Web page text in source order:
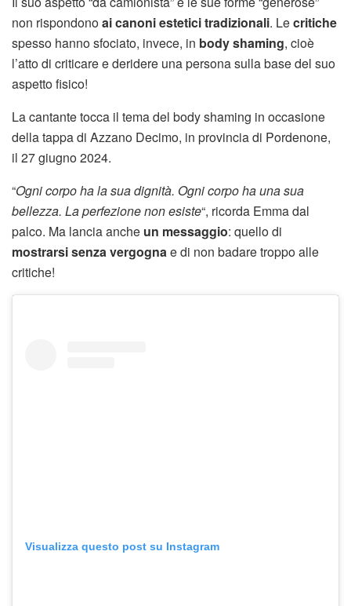
non rispondonoai canoni estetici tradizionali. Lecritiche
spesso hanno sfociato, invece, in body shaming, cioè
l’atto di criticare e deridere una persona sulla base del suo
aspetto fisico!
La cantante tocca il tema del body shaming in occasione
della tappa di Azzano Decimo, in provincia di Pordenone,
il 27 giugno 2024.
“Ogni corpo ha la sua dignità. Ogni corpo ha una sua
bellezza. La perfezione non esiste“, ricorda Emma dal
palco. Ma lancia anche un messaggio: quello di
mostrarsi senza vergogna e di non badare troppo alle
critiche!
Visualizza questo post su Instagram